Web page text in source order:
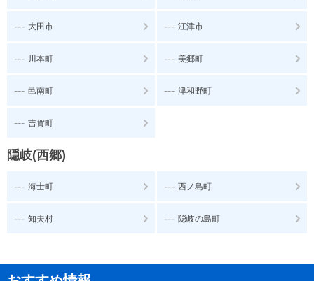
--- 大田市 --- 江津市
--- 川本町 --- 美郷町
--- 邑南町 --- 津和野町
--- 吉賀町
隠岐(西郷)
--- 海士町 --- 西ノ島町
--- 知夫村 --- 隠岐の島町